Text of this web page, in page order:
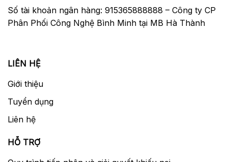
Số tài khoản ngân hàng: 915365888888 – Công ty CP
Phân Phối Công Nghệ Bình Minh tại MB Hà Thành
LIÊN HỆ
Giới thiệu
Tuyển dụng
Liên hệ
HỖ TRỢ